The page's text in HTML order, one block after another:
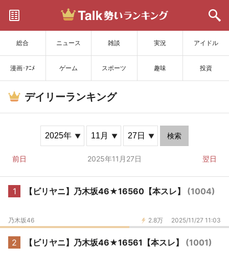
総合 ニュース 雑談 実況 アイドル
漫画･ｱﾆﾒ ゲーム スポーツ 趣味 投資
サイトを更新
デイリーランキング
検索
前日 2025年11月27日 翌日
1 【ビリヤニ】乃木坂46★16560【本スレ】 (1004)
2.8万 2025/11/27 11:03
乃木坂46
2 【ビリヤニ】乃木坂46★16561【本スレ】 (1001)